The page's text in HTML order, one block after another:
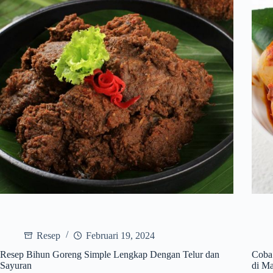
Resep
Februari 19, 2024
Resep Bihun Goreng Simple Lengkap Dengan Telur dan
Sayuran
di